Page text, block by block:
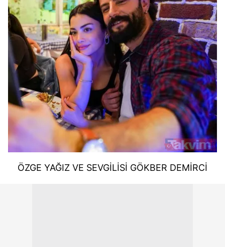
Çerezlere ilişkin tercihlerinizi aşağıda yer alan panel
vasıtasıyla belirleyebilirsiniz. Çerezlere ilişkin detaylı bilgi
için Ayarlar butonuna tıklayabilir, Çerez Bilgilendirme
Metnimiziziyaret edebilirsiniz.
6698 sayılı Kişisel Verilerin Korunması Kanunu uyarınca
hazırlanmış Aydınlatma Metnimizi okumak ve sitemizde
ilgili mevzuata uygun olarak kullanılan çerezlerle ilgili bilgi
almak için lütfentıklayınız.
ÖZGE YAĞIZ VE SEVGİLİSİ GÖKBER DEMİRCİ